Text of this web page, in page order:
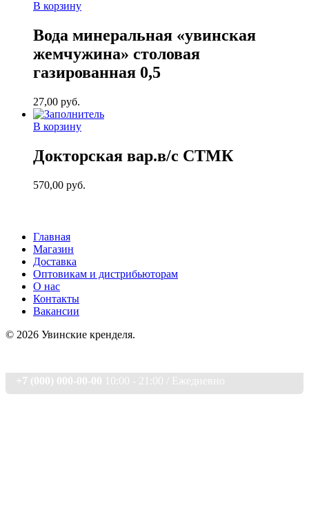
В корзину
Вода минеральная «увинская
жемчужина» столовая
газированная 0,5
27,00 руб.
В корзину
Докторская вар.в/с СТМК
570,00 руб.
Главная
Магазин
Доставка
Оптовикам и дистрибьюторам
О нас
Контакты
Вакансии
© 2026 Увинские кренделя.
+7 (000) 000-00-00 10:00 - 21:00 / Eжедневно